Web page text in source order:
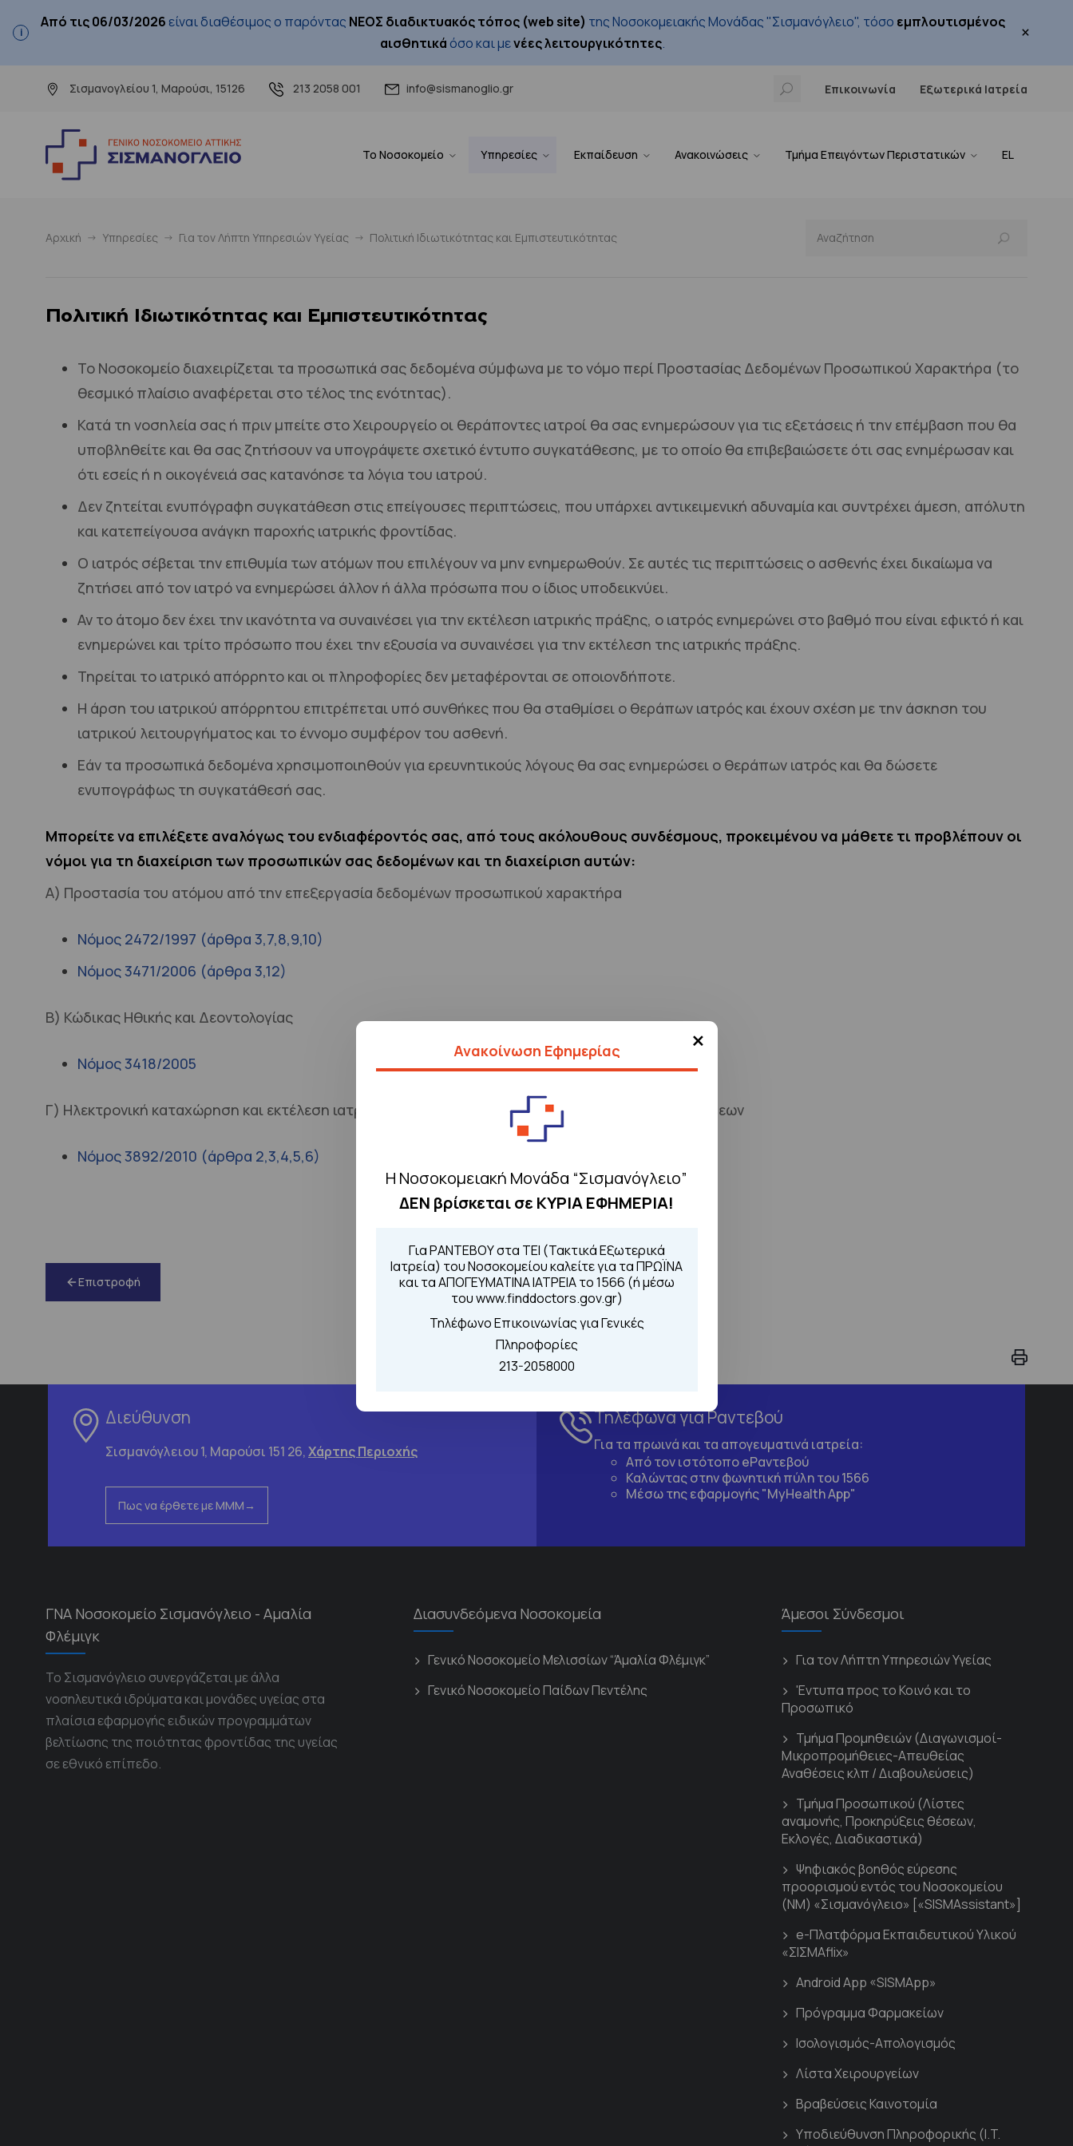
Από τις 06/03/2026 είναι διαθέσιμος ο παρόντας ΝΕΟΣ διαδικτυακός τόπος (web site) της Νοσοκομειακής Μονάδας "Σισμανόγλειο", τόσο εμπλουτισμένος
αισθητικάόσο και μενέες λειτουργικότητες. ×
Σισμανογλείου 1, Μαρούσι, 15126 213 2058 001 info@sismanoglio.gr Επικοινωνία Εξωτερικά Ιατρεία
Το Νοσοκομείο Υπηρεσίες Εκπαίδευση Ανακοινώσεις Τμήμα Επειγόντων Περιστατικών EL
×
Ανακοίνωση Εφημερίας
Η Νοσοκομειακή Μονάδα “Σισμανόγλειο”
ΔΕΝ βρίσκεται σε ΚΥΡΙΑ ΕΦΗΜΕΡΙΑ!
Για ΡΑΝΤΕΒΟΥ στα ΤΕΙ (Τακτικά Εξωτερικά
Ιατρεία) του Νοσοκομείου καλείτε για τα ΠΡΩΪΝΑ
και τα ΑΠΟΓΕΥΜΑΤΙΝΑ ΙΑΤΡΕΙΑ το 1566 (ή μέσω
του www.finddoctors.gov.gr)
Τηλέφωνο Επικοινωνίας για Γενικές
Πληροφορίες
213-2058000
Αρχική Υπηρεσίες Για τον Λήπτη Υπηρεσιών Υγείας Πολιτική Ιδιωτικότητας και Εμπιστευτικότητας
Πολιτική Ιδιωτικότητας και Εμπιστευτικότητας
Το Νοσοκομείο διαχειρίζεται τα προσωπικά σας δεδομένα σύμφωνα με το νόμο περί Προστασίας Δεδομένων Προσωπικού Χαρακτήρα (το
θεσμικό πλαίσιο αναφέρεται στο τέλος της ενότητας).
Κατά τη νοσηλεία σας ή πριν μπείτε στο Χειρουργείο οι θεράποντες ιατροί θα σας ενημερώσουν για τις εξετάσεις ή την επέμβαση που θα
υποβληθείτε και θα σας ζητήσουν να υπογράψετε σχετικό έντυπο συγκατάθεσης, με το οποίο θα επιβεβαιώσετε ότι σας ενημέρωσαν και
ότι εσείς ή η οικογένειά σας κατανόησε τα λόγια του ιατρού.
Δεν ζητείται ενυπόγραφη συγκατάθεση στις επείγουσες περιπτώσεις, που υπάρχει αντικειμενική αδυναμία και συντρέχει άμεση, απόλυτη
και κατεπείγουσα ανάγκη παροχής ιατρικής φροντίδας.
Ο ιατρός σέβεται την επιθυμία των ατόμων που επιλέγουν να μην ενημερωθούν. Σε αυτές τις περιπτώσεις ο ασθενής έχει δικαίωμα να
ζητήσει από τον ιατρό να ενημερώσει άλλον ή άλλα πρόσωπα που ο ίδιος υποδεικνύει.
Αν το άτομο δεν έχει την ικανότητα να συναινέσει για την εκτέλεση ιατρικής πράξης, ο ιατρός ενημερώνει στο βαθμό που είναι εφικτό ή και
ενημερώνει και τρίτο πρόσωπο που έχει την εξουσία να συναινέσει για την εκτέλεση της ιατρικής πράξης.
Τηρείται το ιατρικό απόρρητο και οι πληροφορίες δεν μεταφέρονται σε οποιονδήποτε.
Η άρση του ιατρικού απόρρητου επιτρέπεται υπό συνθήκες που θα σταθμίσει ο θεράπων ιατρός και έχουν σχέση με την άσκηση του
ιατρικού λειτουργήματος και το έννομο συμφέρον του ασθενή.
Εάν τα προσωπικά δεδομένα χρησιμοποιηθούν για ερευνητικούς λόγους θα σας ενημερώσει ο θεράπων ιατρός και θα δώσετε
ενυπογράφως τη συγκατάθεσή σας.
Μπορείτε να επιλέξετε αναλόγως του ενδιαφέροντός σας, από τους ακόλουθους συνδέσμους, προκειμένου να μάθετε τι προβλέπουν οι
νόμοι για τη διαχείριση των προσωπικών σας δεδομένων και τη διαχείριση αυτών:
Α) Προστασία του ατόμου από την επεξεργασία δεδομένων προσωπικού χαρακτήρα
Νόμος 2472/1997 (άρθρα 3,7,8,9,10)
Νόμος 3471/2006 (άρθρα 3,12)
Β) Κώδικας Ηθικής και Δεοντολογίας
Νόμος 3418/2005
Γ) Ηλεκτρονική καταχώρηση και εκτέλεση ιατρικών συνταγών και παραπεμπτικών ιατρικών εξετάσεων
Νόμος 3892/2010 (άρθρα 2,3,4,5,6)
Επιστροφή
Διεύθυνση
Σισμανόγλειου 1, Μαρούσι 151 26,Χάρτης Περιοχής
Πως να έρθετε με ΜΜΜ
Τηλέφωνα για Ραντεβού
Για τα πρωινά και τα απογευματινά ιατρεία:
Από τον ιστότοποeΡαντεβού
Καλώντας στην φωνητική πύλη του 1566
Μέσω της εφαρμογής "MyHealth App"
ΓΝΑ Νοσοκομείο Σισμανόγλειο - Αμαλία
Φλέμιγκ
Το Σισμανόγλειο συνεργάζεται με άλλα
νοσηλευτικά ιδρύματα και μονάδες υγείας στα
πλαίσια εφαρμογής ειδικών προγραμμάτων
βελτίωσης της ποιότητας φροντίδας της υγείας
σε εθνικό επίπεδο.
Διασυνδεόμενα Νοσοκομεία
Γενικό Νοσοκομείο Μελισσίων “Άμαλία Φλέμιγκ”
Γενικό Νοσοκομείο Παίδων Πεντέλης
Άμεσοι Σύνδεσμοι
Για τον Λήπτη Υπηρεσιών Υγείας
'Εντυπα προς το Κοινό και το
Προσωπικό
Τμήμα Προμηθειών (Διαγωνισμοί-
Μικροπρομήθειες-Απευθείας
Αναθέσεις κλπ / Διαβουλεύσεις)
Τμήμα Προσωπικού (Λίστες
αναμονής, Προκηρύξεις θέσεων,
Εκλογές, Διαδικαστικά)
Ψηφιακός βοηθός εύρεσης
προορισμού εντός του Νοσοκομείου
(ΝΜ) «Σισμανόγλειο» [«SISMAssistant»]
e-Πλατφόρμα Εκπαιδευτικού Υλικού
«ΣΙΣΜΑflix»
Android App «SISMApp»
Πρόγραμμα Φαρμακείων
Ισολογισμός-Απολογισμός
Λίστα Χειρουργείων
Βραβεύσεις Καινοτομία
Υποδιεύθυνση Πληροφορικής (I.T.